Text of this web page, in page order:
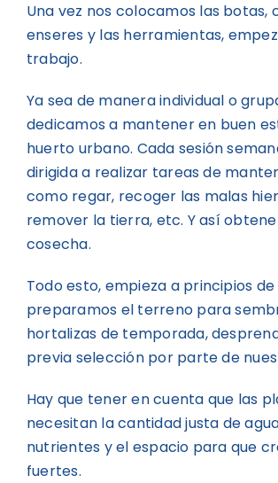
Una vez nos colocamos las botas,
enseres y las herramientas,
trabajo.
Ya sea de manera individual o
dedicamos a mantener en buen
huerto urbano. Cada sesión
dirigida a realizar tareas de
como regar, recoger las malas
remover la tierra, etc. Y así
cosecha.
Todo esto, empieza a principios
preparamos el terreno para
hortalizas de temporada,
previa selección por parte de
Hay que tener en cuenta que las
necesitan la cantidad justa de
nutrientes y el espacio para que
fuertes.